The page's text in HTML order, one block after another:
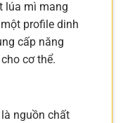
lúa mì mang
profile dinh
cấp năng
cơ thể.
nguồn chất